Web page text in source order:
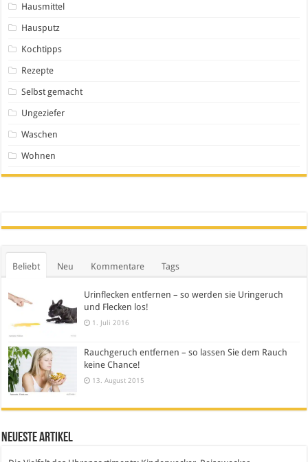
Hausmittel
Hausputz
Kochtipps
Rezepte
Selbst gemacht
Ungeziefer
Waschen
Wohnen
Beliebt Neu Kommentare Tags
Urinflecken entfernen – so werden sie Uringeruch
und Flecken los!
1. Juli 2016
Rauchgeruch entfernen – so lassen Sie dem Rauch
keine Chance!
13. August 2015
Neueste Artikel